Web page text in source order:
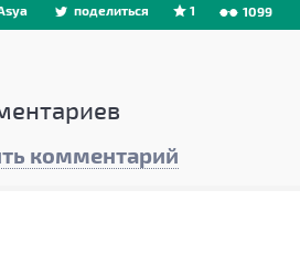
поделиться 1 1099
комментарий